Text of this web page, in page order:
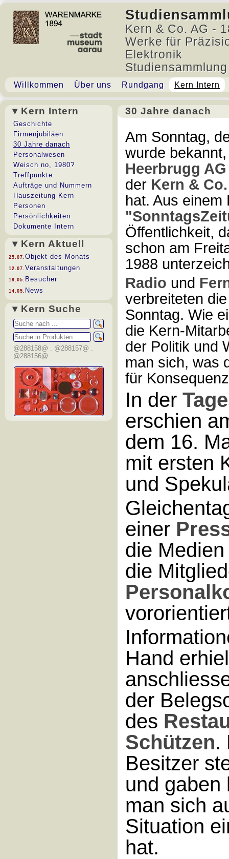
Kern & Co. AG -
Werke für
Elektronik
Willkommen Über uns Rundgang Kern Intern
▾ Kern Intern
Geschichte
Firmenjubiläen
30 Jahre danach
Personalwesen
Weisch no, 1980?
Treffpunkte
Aufträge und Nummern
Hauszeitung Kern
Personen
Persönlichkeiten
Dokumente Intern
▾ Kern Aktuell
25.07. Objekt des Monats
12.07. Veranstaltungen
19.05. Besucher
14.05. News
▾ Kern Suche
@288158@ . @288157@ .
@288156@ .
30 Jahre danach
30 Jahre danach
Am Sonntag,
wurde
Heerbrugg
der Kern &
hat. Aus einem
Öffentlichkeit,
schon am
1988
Radio und
verbreiteten
Sonntag. Wie
die Kern-
der Politik und
man sich, was
für
In der
erschien
dem 16.
mit ersten
und
einer
die
die
Hand
der
des
Schützen.
Besitzer
und gaben
man sich
Situation
hat.